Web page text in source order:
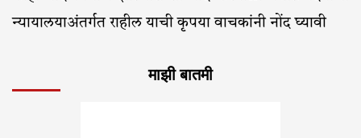
न्यायालयाअंतर्गत राहील याची कृपया वाचकांनी नोंद घ्यावी
माझी बातमी